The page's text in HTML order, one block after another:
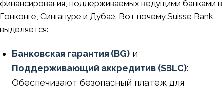
финансирования, поддерживаемых ведущими банками в
Гонконге, Сингапуре и Дубае. Вот почему Suisse Bank
выделяется:
Банковская гарантия (BG) и
Поддерживающий аккредитив (SBLC):
Обеспечивают безопасный платеж для